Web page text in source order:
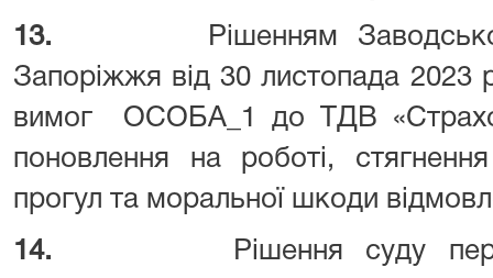
13.
Рішенням
Запоріжжя від 30 листопада 2023
вимог ОСОБА_1 до ТДВ
поновлення на роботі,
прогул та моральної шкоди
14.
Рішення суду